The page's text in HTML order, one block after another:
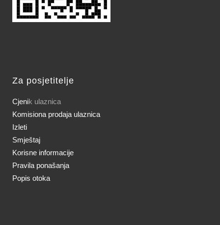
Za posjetitelje
Cjenik ulaznica
Komisiona prodaja ulaznica
Izleti
Smještaj
Korisne informacije
Pravila ponašanja
Popis otoka